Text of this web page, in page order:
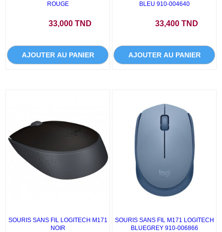
ROUGE
33,000 TND
AJOUTER AU PANIER
BLEU 910-004640
33,400 TND
AJOUTER AU PANIER
SOURIS SANS FIL LOGITECH M171
NOIR
SOURIS SANS FIL M171 LOGITECH
BLUEGREY 910-006866